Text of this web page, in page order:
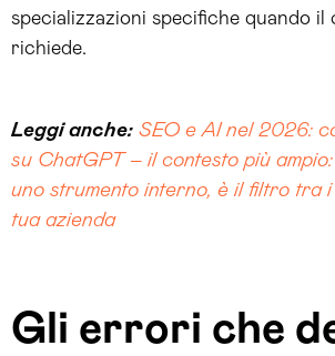
specializzazioni specifiche quando il
richiede.
Leggi anche: SEO e AI nel 2026:
su ChatGPT – il contesto più ampio:
uno strumento interno, è il filtro tra
tua azienda
Gli errori che